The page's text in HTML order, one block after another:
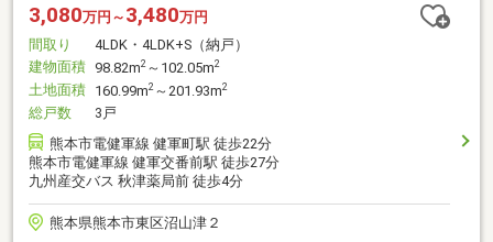
3,080万円～ 3,480万円
間取り
4LDK・4LDK+S（納戸）
建物面積 98.82m2 ～102.05m2
土地面積 160.99m2 ～201.93m2
総戸数
3戸
熊本市電健軍線 健軍町駅 徒歩22分
熊本市電健軍線 健軍交番前駅 徒歩27分
九州産交バス 秋津薬局前 徒歩4分
熊本県熊本市東区沼山津２